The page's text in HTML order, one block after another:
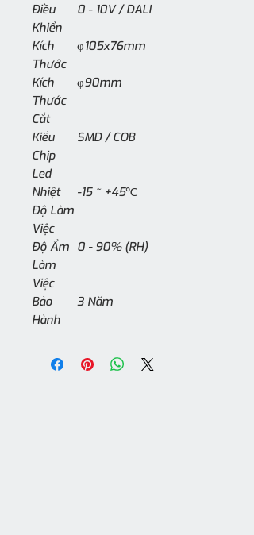
Điều
Khiển
0 - 10V / DALI
Kích
Thước
φ105x76mm
Kích
Thước
Cắt
φ90mm
Kiểu
Chip
Led
SMD / COB
Nhiệt
Độ Làm
Việc
-15 ~ +45℃
Độ Ẩm
Làm
Việc
0 - 90% (RH)
Bảo
Hành
3 Năm